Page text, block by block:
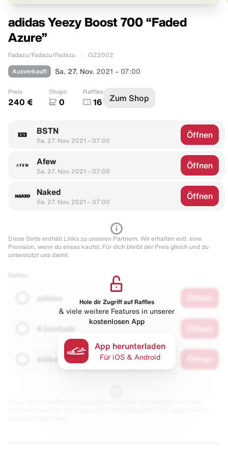
adidas Yeezy Boost 700 “Faded
Azure”
Fadazu/Fadazu/Fadazu GZ2002
Ausverkauft Sa. 27. Nov. 2021 – 07:00
Preis
240 €
Shops
0
Raffles
16 Zum Shop
BSTN
Sa. 27. Nov. 2021 – 07:00
Öffnen
Afew
Sa. 27. Nov. 2021 – 07:00
Öffnen
Naked
Sa. 27. Nov. 2021 – 07:00
Öffnen
Diese Seite enthält Links zu unseren Partnern. Wir erhalten evtl. eine
Provision, wenn du etwas kaufst. Für dich bleibt der Preis gleich und du
unterstützt uns damit.
adidas Hole dir Zugriff auf Raffles
& viele weitere Features in unserer
kostenlosen App
App herunterladen
Für iOS & Android